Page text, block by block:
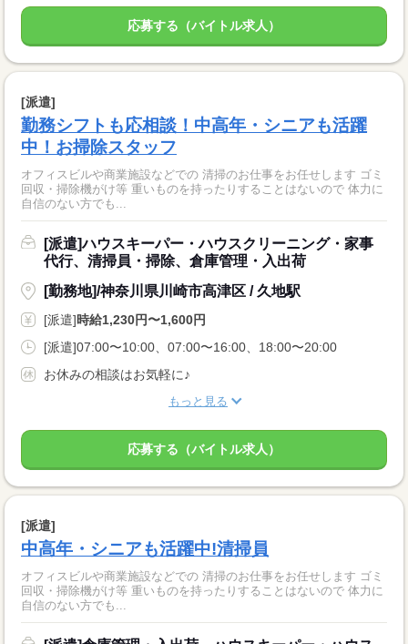
応募する（バイトル求人）
[派遣]
勤務シフトも応相談！中高年・シニアも活躍
中！お掃除スタッフ
オフィスビルや商業施設などでの 清掃のお仕事をお任せします ゴミ
回収・掃除機がけ等 重いものを持ったりすることはないので 体力に
自信のない方でも...
[派遣]ハウスキーパー・ハウスクリーニング・家事
代行、清掃員・掃除、倉庫管理・入出荷
[勤務地]/神奈川県川崎市高津区 / 久地駅
[派遣]時給1,230円〜1,600円
[派遣]07:00〜10:00、07:00〜16:00、18:00〜20:00
お休みの相談はお気軽に♪
もっと見る
応募する（バイトル求人）
[派遣]
中高年・シニアも活躍中!清掃員
オフィスビルや商業施設などでの 清掃のお仕事をお任せします ゴミ
回収・掃除機がけ等 重いものを持ったりすることはないので 体力に
自信のない方でも...